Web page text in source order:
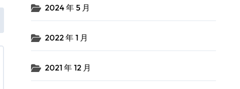
2024 年 5 月
2022 年 1 月
2021 年 12 月